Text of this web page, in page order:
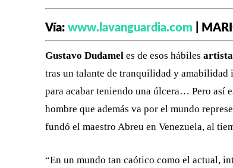
Vía: www.lavanguardia.com |
Gustavo Dudamel es de esos hábiles
tras un talante de tranquilidad y
para acabar teniendo una úlcera… Pero así
hombre que además va por el mundo
fundó el maestro Abreu en Venezuela, al
“En un mundo tan caótico como el actual,